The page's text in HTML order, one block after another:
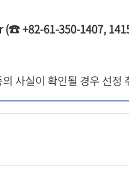
+82-61-350-1407,
사실이 확인될 경우 선정